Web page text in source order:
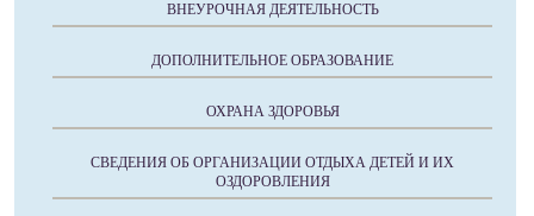
ВНЕУРОЧНАЯ ДЕЯТЕЛЬНОСТЬ
ДОПОЛНИТЕЛЬНОЕ ОБРАЗОВАНИЕ
ОХРАНА ЗДОРОВЬЯ
СВЕДЕНИЯ ОБ ОРГАНИЗАЦИИ ОТДЫХА ДЕТЕЙ И ИХ
ОЗДОРОВЛЕНИЯ